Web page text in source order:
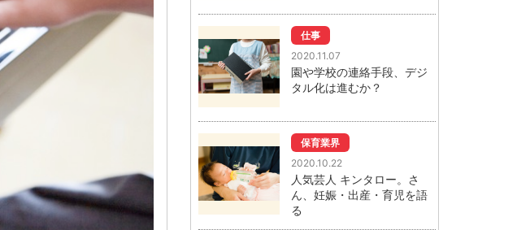
仕事
2020.11.07
園や学校の連絡手段、デジ
タル化は進むか？
保育業界
2020.10.22
人気芸人 キンタロー。さ
ん、妊娠・出産・育児を語
る